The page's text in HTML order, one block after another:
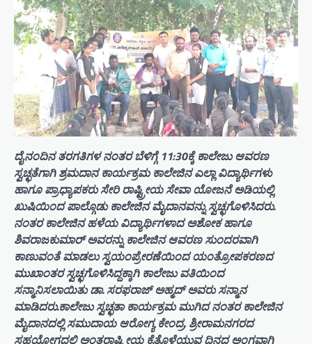
ದೈನಂದಿನ ತರಗತಿಗಳ ನಂತರ ಬೆಳಿಗ್ಗೆ 11:30ಕ್ಕೆ ಕಾಲೇಜು ಆವರಣ
ಸ್ವಚ್ಛತೆಗಾಗಿ ಶ್ರಮದಾನ ಕಾರ್ಯಕ್ರಮ ಕಾಲೇಜಿನ ಎಲ್ಲಾ ವಿದ್ಯಾರ್ಥಿಗಳು
ಹಾಗೂ ಪ್ರಾಧ್ಯಾಪಕರು ಸೇರಿ ರಾಷ್ಟ್ರೀಯ ಸೇವಾ ಯೋಜನೆ ಅಡಿಯಲ್ಲಿ
ಖುಷಿಯಿಂದ ಪಾಲ್ಗೊಡು ಕಾಲೇಜಿನ ಮೈದಾನವನ್ನು ಸ್ವಚ್ಛಗೊಳಿಸಿದರು.
ನಂತರ ಕಾಲೇಜಿನ ಹಳೆಯ ವಿದ್ಯಾರ್ಥಿಗಳಾದ ಅಶೋಕ ಹಾಗೂ
ಶಿವರಾಜಕುಮಾರ್ ಅವರನ್ನು ಕಾಲೇಜಿನ ಆವರಣ ಸುಂದರವಾಗಿ
ಕಾಣುವಂತೆ ಮಾಡಲು ಸ್ವಯಂಪ್ರೇರಣೆಯಿಂದ ಯಂತ್ರೋಪಕರಣದ
ಮುಖಾಂತರ ಸ್ವಚ್ಛಗೊಳಿಸಿದ್ದಕ್ಕಾಗಿ ಕಾಲೇಜು ವತಿಯಿಂದ
ಸನ್ಮಾನಿಸಲಾಯಿತು ಡಾ. ಸರಫರಾಜ್ ಅಹ್ಮದ್ ಅವರು ಸನ್ಮಾನ
ಮಾಡಿದರು.ಕಾಲೇಜು ಸ್ವಚ್ಛತಾ ಕಾರ್ಯಕ್ರಮ ಮುಗಿದ ನಂತರ ಕಾಲೇಜಿನ
ಮೈದಾನದಲ್ಲಿ ಸಮುದಾಯ ಆರೋಗ್ಯ ಕೇಂದ್ರ, ಶ್ರೀರಾಮನಗರದ
ಸಹಯೋಗದಲ್ಲಿ ಅಂತರಾಷ್ಟ್ರೀಯ ಕೈತೊಳೆಯುವ ದಿನದ ಅಂಗವಾಗಿ